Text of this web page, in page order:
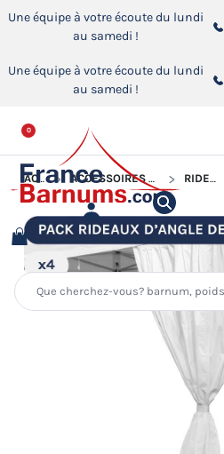
Une équipe à votre écoute du lundi
au samedi !
Une équipe à votre écoute du lundi
au samedi !
0
ACCUEIL ACCESSOIRES POUR BARNUMS PLIANTS RIDEAUX D'ANGLE